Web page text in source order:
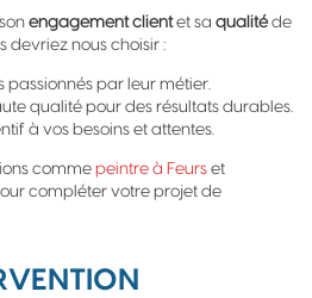
engagement clientet sa qualitéde
devriez nous choisir :
passionnés par leur métier.
qualité pour des résultats durables.
à vos besoins et attentes.
comme peintre à Feurs et
compléter votre projet de